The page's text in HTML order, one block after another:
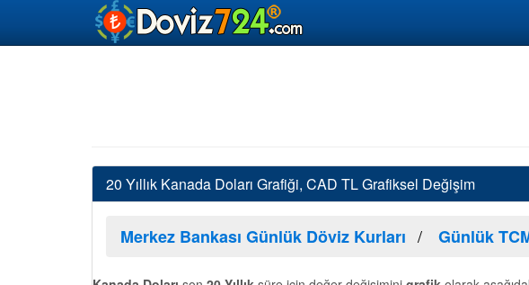
20 Yıllık Kanada Doları Grafiği, CAD TL Grafiksel Değişim
Merkez Bankası Günlük Döviz Kurları Günlük